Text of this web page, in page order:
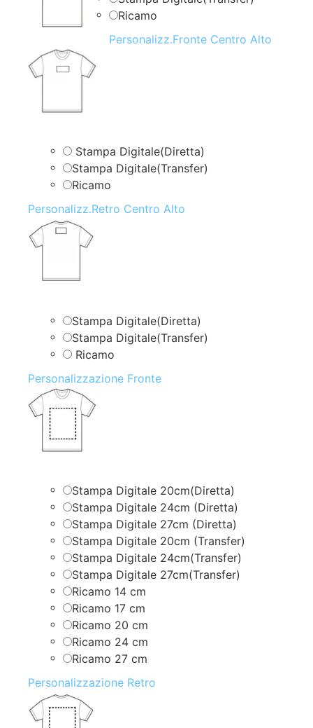
Ricamo
Personalizz.Fronte Centro Alto
Stampa Digitale(Diretta)
Stampa Digitale(Transfer)
Ricamo
Personalizz.Retro Centro Alto
Stampa Digitale(Diretta)
Stampa Digitale(Transfer)
Ricamo
Personalizzazione Fronte
Stampa Digitale 20cm(Diretta)
Stampa Digitale 24cm (Diretta)
Stampa Digitale 27cm (Diretta)
Stampa Digitale 20cm (Transfer)
Stampa Digitale 24cm(Transfer)
Stampa Digitale 27cm(Transfer)
Ricamo 14 cm
Ricamo 17 cm
Ricamo 20 cm
Ricamo 24 cm
Ricamo 27 cm
Personalizzazione Retro